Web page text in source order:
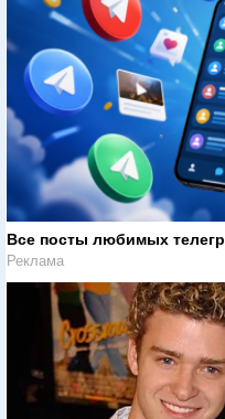
Все посты любимых
Реклама